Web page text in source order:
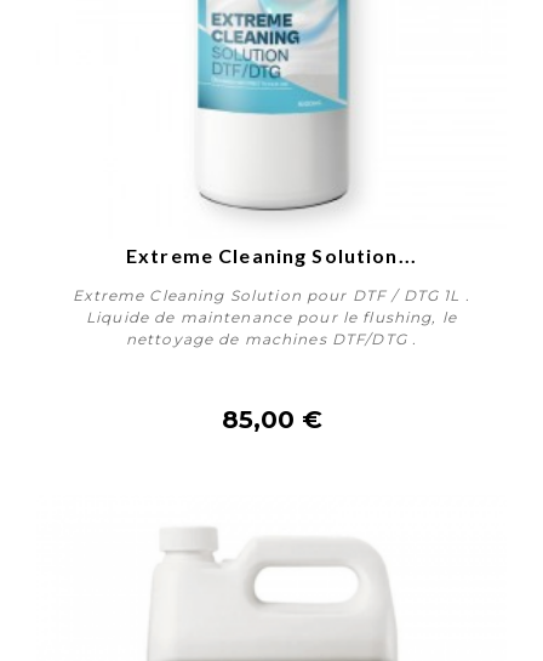
Extreme Cleaning Solution...
Extreme Cleaning Solution pour DTF / DTG 1L .
Liquide de maintenance pour le flushing, le
nettoyage de machines DTF/DTG .
85,00 €